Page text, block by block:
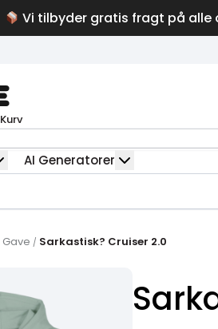
Vi tilbyder gratis fragt på alle
Kurv
AI Generatorer
Gave / Sarkastisk? Cruiser 2.0